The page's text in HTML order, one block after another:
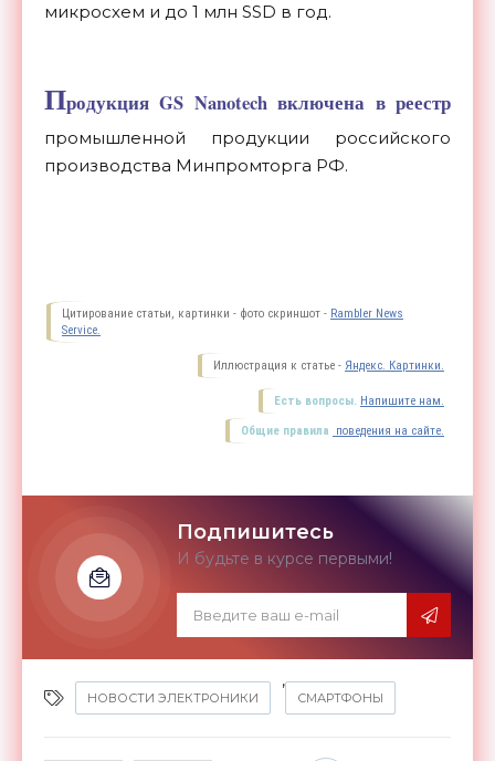
микросхем и до 1 млн SSD в год.
Продукция GS Nanotech включена в реестр
промышленной продукции российского
производства Минпромторга РФ.
Цитирование статьи, картинки - фото скриншот - Rambler News
Service.
Иллюстрация к статье - Яндекс. Картинки.
Есть вопросы. Напишите нам.
Общие правила поведения на сайте.
Подпишитесь
И будьте в курсе первыми!
НОВОСТИ ЭЛЕКТРОНИКИ
,
СМАРТФОНЫ